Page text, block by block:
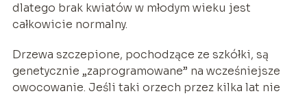
dlatego brak kwiatów w młodym wieku jest
całkowicie normalny.
Drzewa szczepione, pochodzące ze szkółki, są
genetycznie „zaprogramowane” na wcześniejsze
owocowanie. Jeśli taki orzech przez kilka lat nie